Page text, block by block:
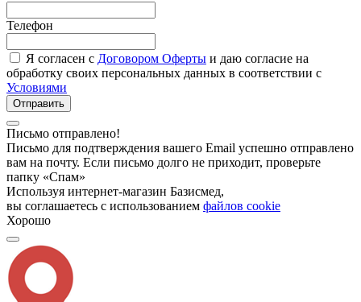
Телефон
Я согласен с Договором Оферты и даю согласие на
обработку своих персональных данных в соответствии с
Условиями
Отправить
Письмо отправлено!
Письмо для подтверждения вашего Email успешно отправлено
вам на почту. Если письмо долго не приходит, проверьте
папку «Спам»
Используя интернет-магазин Базисмед,
вы соглашаетесь с использованием файлов cookie
Хорошо